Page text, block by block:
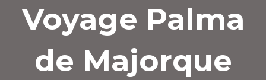
Voyage Palma
de Majorque